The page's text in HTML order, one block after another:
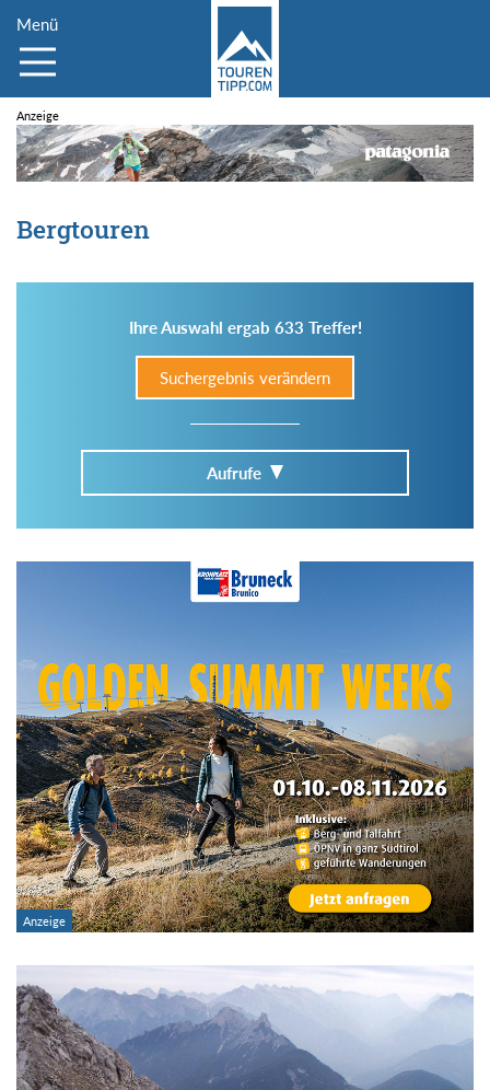
Menü
Bergtouren
Ihre Auswahl ergab 633 Treffer!
Suchergebnis verändern
Aufrufe
Im Tourenarchiv suchen
Region:
Gebirge:
Art der Tour:
Schwierigkeitsgrad:
von
bis
Kondition (Tourdauer):